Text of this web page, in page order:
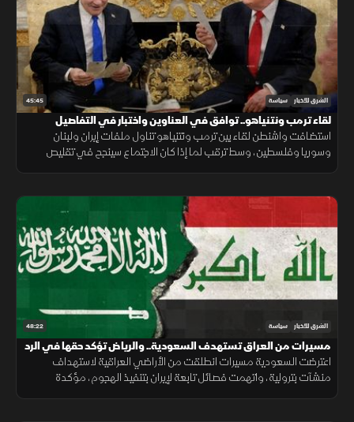
45:45 الشرق للأخبار سياسة
لقاء ترمب ونتنياهو.. توافق في العناوين واختبار في التفاصيل
استضافت واشنطن لقاء بين ترمب ونتنياهو تناول ملفات إيران ولبنان
وسوريا وفلسطين، وسط ترقب لما إذا كان الاجتماع سينجح في تقليص
48:22 الشرق للأخبار سياسة
مسيرات من العراق تستهدف السعودية.. والرياض تؤكد حقها في الرد
اعترضت السعودية مسيرات انطلقت من الأراضي العراقية لاستهداف
منشآت بترولية، واتهمت فصائل تابعة لإيران بتنفيذ الهجوم، مؤكدة